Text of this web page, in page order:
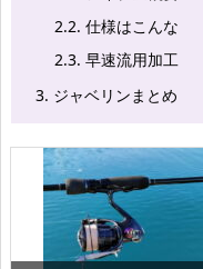
2.2. 仕様はこんな
2.3. 早速流用加工
3. ジャベリンまとめ